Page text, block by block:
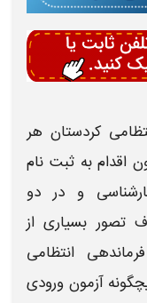
کردستان هر
اقدام بهثبت نام
و در دو
تصور بسیاری از
انتظامی
آزمون ورودی